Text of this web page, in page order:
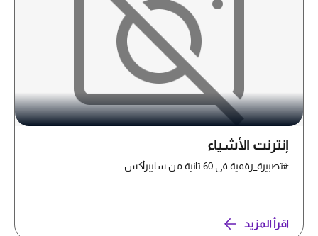
إنترنت الأشياء
#تصبيرة_رقمية في 60 ثانية من سايبرأكس
اقرأ المزيد